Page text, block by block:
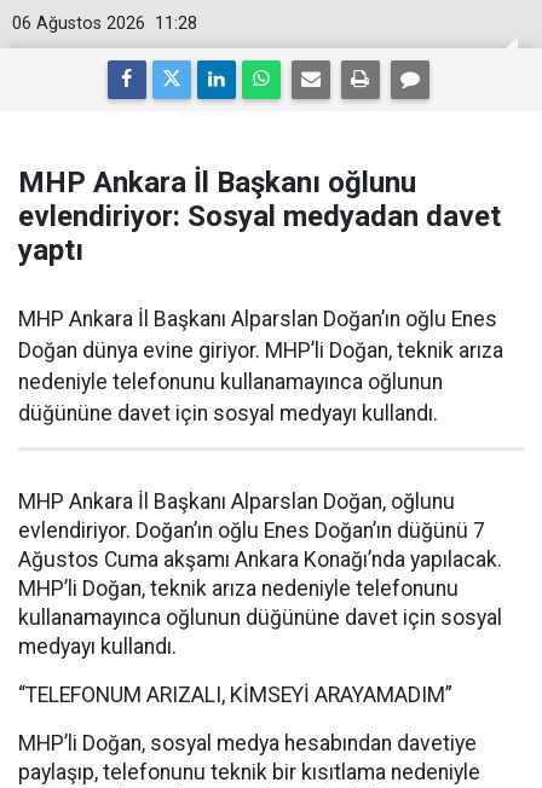
11:28
06 Ağustos 2026
MHP Ankara İl Başkanı oğlunu
evlendiriyor: Sosyal medyadan davet
yaptı
MHP Ankara İl Başkanı Alparslan Doğan’ın oğlu Enes
Doğan dünya evine giriyor. MHP’li Doğan, teknik arıza
nedeniyle telefonunu kullanamayınca oğlunun
düğününe davet için sosyal medyayı kullandı.
MHP Ankara İl Başkanı Alparslan Doğan, oğlunu
evlendiriyor. Doğan’ın oğlu Enes Doğan’ın düğünü 7
Ağustos Cuma akşamı Ankara Konağı’nda yapılacak.
MHP’li Doğan, teknik arıza nedeniyle telefonunu
kullanamayınca oğlunun düğününe davet için sosyal
medyayı kullandı.
“TELEFONUM ARIZALI, KİMSEYİ ARAYAMADIM”
MHP’li Doğan, sosyal medya hesabından davetiye
paylaşıp, telefonunu teknik bir kısıtlama nedeniyle